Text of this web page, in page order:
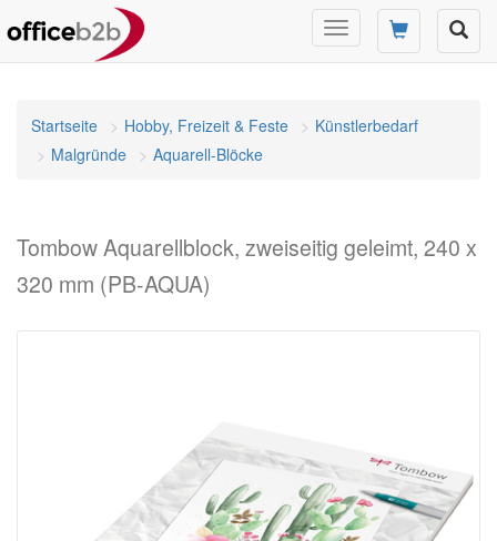
Navigation
umschalten
Startseite Hobby, Freizeit & Feste
Künstlerbedarf
Malgründe
Aquarell-Blöcke
Tombow Aquarellblock, zweiseitig geleimt, 240 x
320 mm (PB-AQUA)